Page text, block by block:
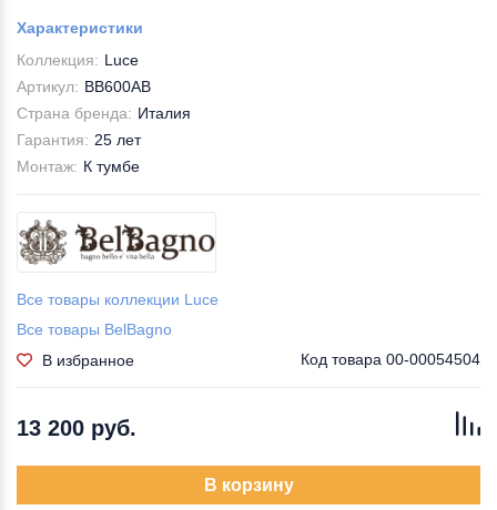
Характеристики
Коллекция: Luce
Артикул: BB600AB
Страна бренда: Италия
Гарантия: 25 лет
Монтаж: К тумбе
Все товары коллекции Luce
Все товары BelBagno
В избранное
Код товара 00-00054504
13 200 руб.
В корзину